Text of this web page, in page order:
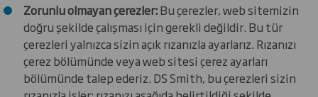
Zorunlu olmayan çerezler:Bu çerezler, web sitemizin
doğru şekilde çalışması için gerekli değildir. Bu tür
çerezleri yalnızca sizin açık rızanızla ayarlarız. Rızanızı
çerez bölümünde veya web sitesi çerez ayarları
bölümünde talep ederiz. DS Smith, bu çerezleri sizin